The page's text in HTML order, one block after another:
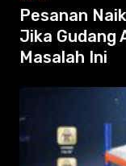
Pesanan
Jika Gudang
Masalah Ini